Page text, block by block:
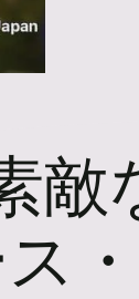
敵